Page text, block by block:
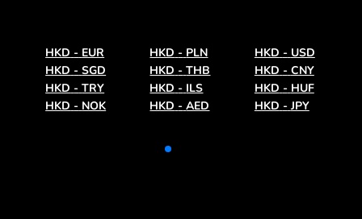
HKD - EUR HKD - PLN HKD - USD
HKD - SGD HKD - THB HKD - CNY
HKD - TRY HKD - ILS HKD - HUF
HKD - NOK HKD - AED HKD - JPY